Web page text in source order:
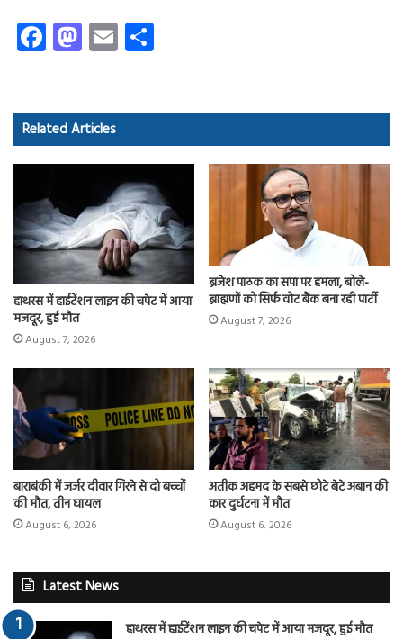
Fa
ce
o
ok
M
as
d
o
E
m
Related Articles
हाथरस में हाईटेंशन लाइन की चपेट में आया
मजदूर, हुई मौत
August 7, 2026
ब्रजेश पाठक का सपा पर हमला, बोले-
ब्राह्मणों को सिर्फ वोट बैंक बना रही पार्टी
August 7, 2026
बाराबंकी में जर्जर दीवार गिरने से दो बच्चों
की मौत, तीन घायल
August 6, 2026
अतीक अहमद के सबसे छोटे बेटे अबान की
कार दुर्घटना में मौत
August 6, 2026
Latest News
हाथरस में हाईटेंशन लाइन की चपेट में आया मजदूर, हुई मौत